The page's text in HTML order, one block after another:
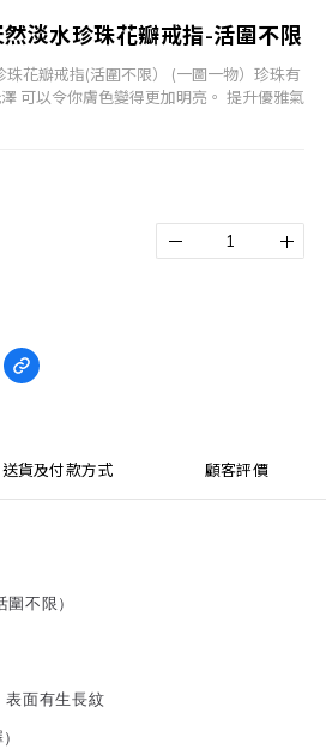
淡水珍珠花瓣戒指-活圍不限
花瓣戒指(活圍不限） (一圖一物）珍珠有
可以令你膚色變得更加明亮。 提升優雅氣
送貨及付款方式 顧客評價
不限）
面有生長紋